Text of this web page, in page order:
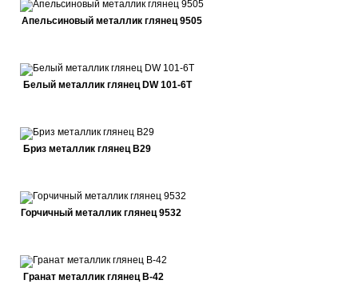
Апельсиновый металлик глянец 9505
Белый металлик глянец DW 101-6T
Бриз металлик глянец В29
Горчичный металлик глянец 9532
Гранат металлик глянец В-42